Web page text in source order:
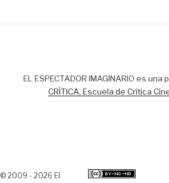
EL ESPECTADOR IMAGINARIO es
CRÍTICA, Escuela de Crítica
© 2009 - 2026 El